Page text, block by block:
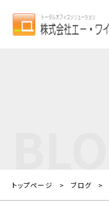
トップページ ブログ